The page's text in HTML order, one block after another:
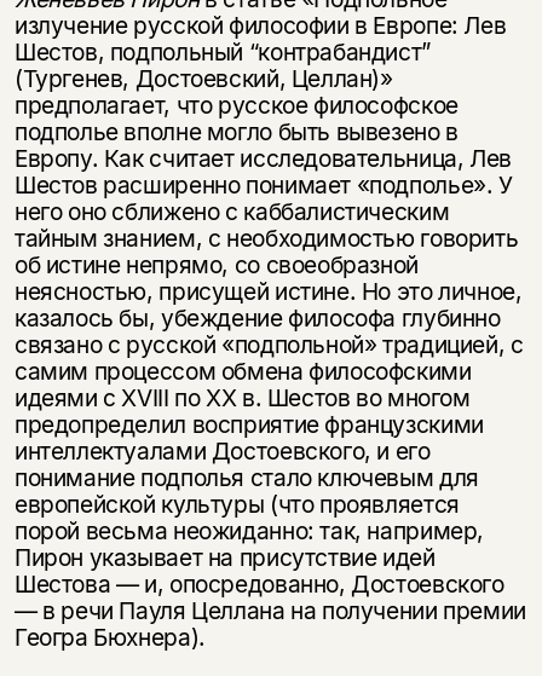
излучение русской философии в Европе: Лев
Шестов, подпольный “контрабандист”
(Тургенев, Достоевский, Целлан)»
предполагает, что русское философское
подполье вполне могло быть вывезено в
Европу. Как считает исследовательница, Лев
Шестов расширенно понимает «подполье». У
него оно сближено с каббалистическим
тайным знанием, с необходимостью говорить
об истине непрямо, со своеобразной
неясностью, присущей истине. Но это личное,
казалось бы, убеждение философа глубинно
связано с русской «подпольной» традицией, с
самим процессом обмена философскими
идеями с XVIII по XX в. Шестов во многом
предопределил восприятие французскими
интеллектуалами Достоевского, и его
понимание подполья стало ключевым для
европейской культуры (что проявляется
порой весьма неожиданно: так, например,
Пирон указывает на присутствие идей
Шестова — и, опосредованно, Достоевского
— в речи Пауля Целлана на получении премии
Геогра Бюхнера).